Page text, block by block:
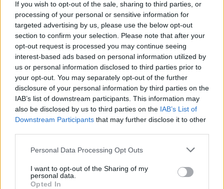
If you wish to opt-out of the sale, sharing to third parties, or
processing of your personal or sensitive information for
targeted advertising by us, please use the below opt-out
section to confirm your selection. Please note that after your
opt-out request is processed you may continue seeing
interest-based ads based on personal information utilized by
us or personal information disclosed to third parties prior to
your opt-out. You may separately opt-out of the further
disclosure of your personal information by third parties on the
IAB’s list of downstream participants. This information may
also be disclosed by us to third parties on the IAB’s List of
Downstream Participants that may further disclose it to other
Personal Data Processing Opt Outs
I want to opt-out of the Sharing of my
personal data.
Opted In